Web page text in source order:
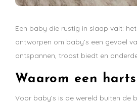
Een baby die rustig in slaap valt:
ontworpen om baby’s een gevoel
ontspannen, troost biedt en
Waarom een
Voor baby’s is de wereld buiten de